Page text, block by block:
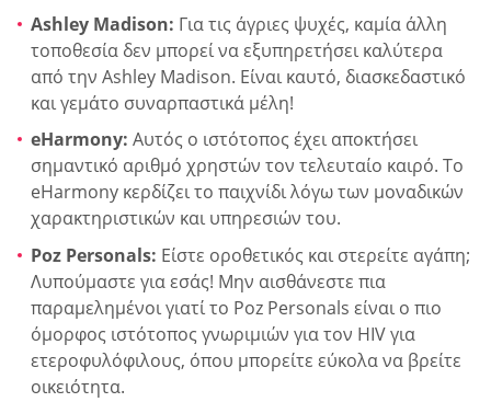
Ashley Madison: Για τις άγριες ψυχές, καμία άλλη
τοποθεσία δεν μπορεί να εξυπηρετήσει καλύτερα
από την Ashley Madison. Είναι καυτό, διασκεδαστικό
και γεμάτο συναρπαστικά μέλη!
eHarmony: Αυτός ο ιστότοπος έχει αποκτήσει
σημαντικό αριθμό χρηστών τον τελευταίο καιρό. Το
eHarmony κερδίζει το παιχνίδι λόγω των μοναδικών
χαρακτηριστικών και υπηρεσιών του.
Poz Personals: Είστε οροθετικός και στερείτε αγάπη;
Λυπούμαστε για εσάς! Μην αισθάνεστε πια
παραμελημένοι γιατί το Poz Personals είναι ο πιο
όμορφος ιστότοπος γνωριμιών για τον HIV για
ετεροφυλόφιλους, όπου μπορείτε εύκολα να βρείτε
οικειότητα.